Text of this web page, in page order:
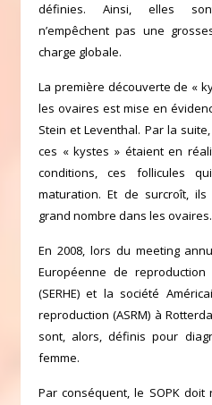
définies. Ainsi, elles
n’empêchent pas une
charge globale.
La première découverte de «
les ovaires est mise en
Stein et Leventhal. Par la
ces « kystes » étaient en
conditions, ces follicules
maturation. Et de surcroît,
grand nombre dans les ovaires.
En 2008, lors du meeting
Européenne de reproduction
(SERHE) et la société
reproduction (ASRM) à
sont, alors, définis pour
femme.
Par conséquent, le SOPK